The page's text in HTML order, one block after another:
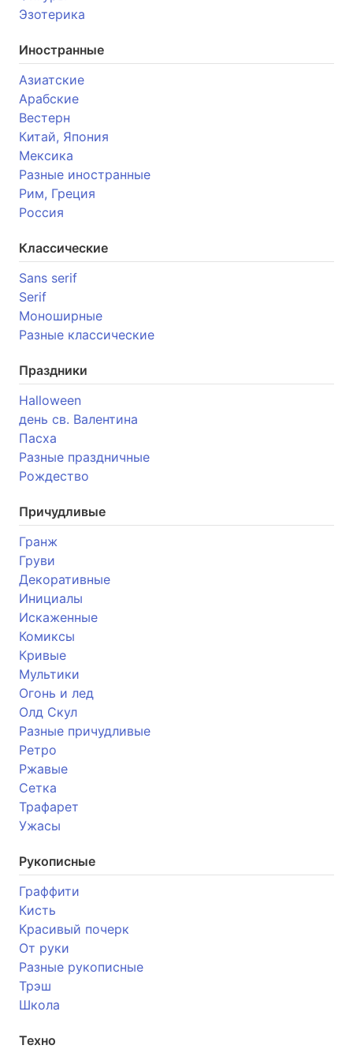
Эзотерика
Иностранные
Азиатские
Арабские
Вестерн
Китай, Япония
Мексика
Разные иностранные
Рим, Греция
Россия
Классические
Sans serif
Serif
Моноширные
Разные классические
Праздники
Halloween
день св. Валентина
Пасха
Разные праздничные
Рождество
Причудливые
Гранж
Груви
Декоративные
Инициалы
Искаженные
Комиксы
Кривые
Мультики
Огонь и лед
Олд Скул
Разные причудливые
Ретро
Ржавые
Сетка
Трафарет
Ужасы
Рукописные
Граффити
Кисть
Красивый почерк
От руки
Разные рукописные
Трэш
Школа
Техно